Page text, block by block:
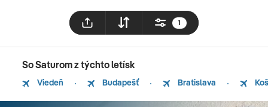
1
So Saturom z týchto letísk
Viedeň Budapešť Bratislava